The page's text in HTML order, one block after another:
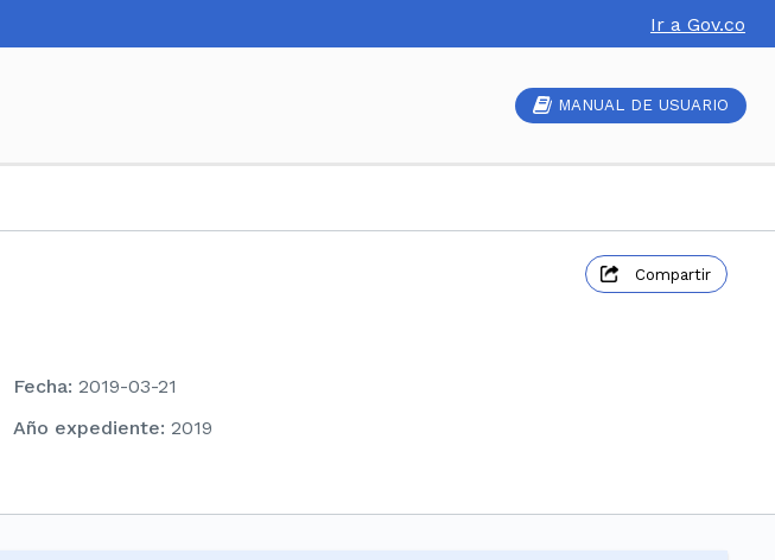
Ir a Gov.co
MANUAL DE USUARIO
Compartir
Fecha: 2019-03-21
Año expediente: 2019